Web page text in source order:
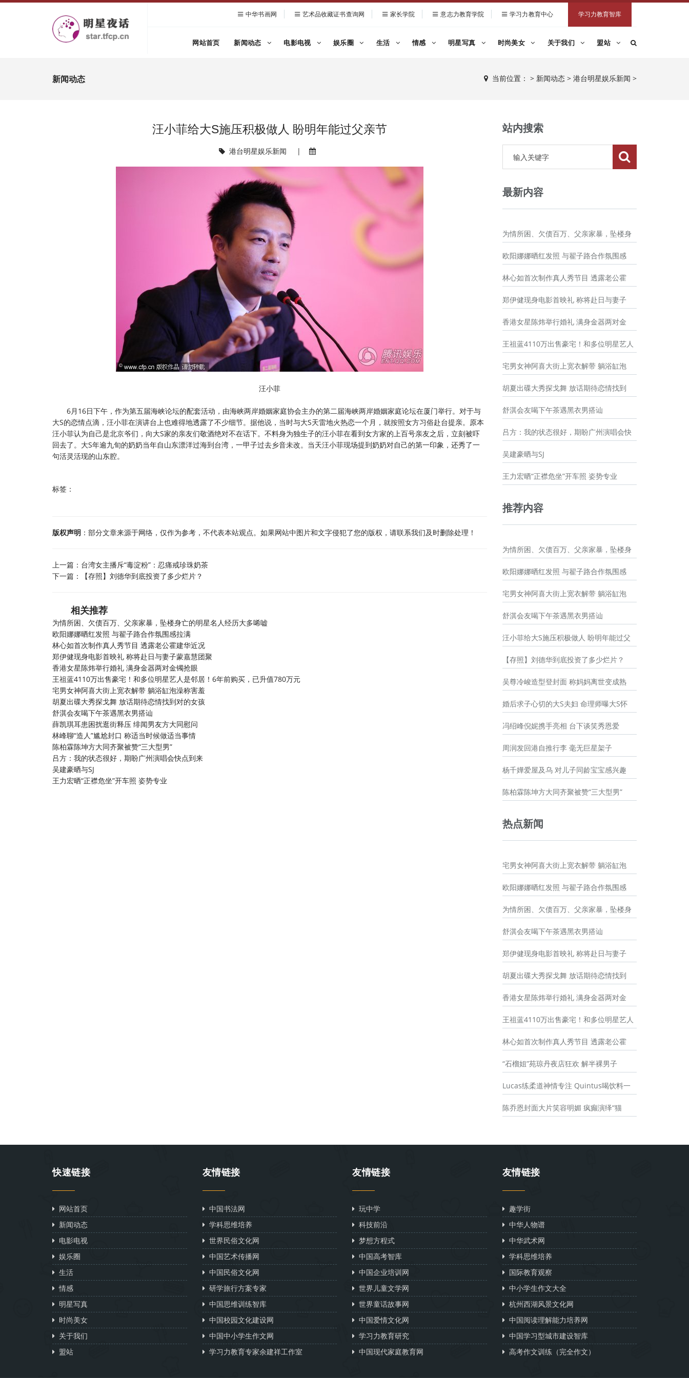
中华书画网 艺术品收藏证书查询网 家长学院 意志力教育学院 学习力教育中心 学习力教育智库
网站首页 新闻动态 电影电视 娱乐圈 生活 情感 明星写真 时尚美女 关于我们 盟站
新闻动态 当前位置： > 新闻动态 > 港台明星娱乐新闻 >
汪小菲给大S施压积极做人 盼明年能过父亲节
港台明星娱乐新闻 |
汪小菲
6月16日下午，作为第五届海峡论坛的配套活动，由海峡两岸婚姻家庭协会主办的第二届海峡两岸婚姻家庭论坛在厦门举行。对于与
大S的恋情点滴，汪小菲在演讲台上也难得地透露了不少细节。据他说，当时与大S天雷地火热恋一个月，就按照女方习俗赴台提亲。原本
汪小菲认为自己是北京爷们，向大S家的亲友们敬酒绝对不在话下。不料身为独生子的汪小菲在看到女方家的上百号亲友之后，立刻被吓
回去了。大S年逾九旬的奶奶当年自山东漂洋过海到台湾，一甲子过去乡音未改。当天汪小菲现场提到奶奶对自己的第一印象，还秀了一
句活灵活现的山东腔。
标签：
版权声明 ：部分文章来源于网络，仅作为参考，不代表本站观点。如果网站中图片和文字侵犯了您的版权，请联系我们及时删除处理！
上一篇： 台湾女主播斥“毒淀粉”：忍痛戒珍珠奶茶
下一篇：
【存照】刘德华到底投资了多少烂片？
相关推荐
为情所困、欠债百万、父亲家暴，坠楼身亡的明星名人经历大多唏嘘
欧阳娜娜晒红发照 与翟子路合作氛围感拉满
林心如首次制作真人秀节目 透露老公霍建华近况
郑伊健现身电影首映礼 称将赴日与妻子蒙嘉慧团聚
香港女星陈炜举行婚礼 满身金器两对金镯抢眼
王祖蓝4110万出售豪宅！和多位明星艺人是邻居！6年前购买，已升值780万元
宅男女神阿喜大街上宽衣解带 躺浴缸泡澡称害羞
胡夏出碟大秀探戈舞 放话期待恋情找到对的女孩
舒淇会友喝下午茶遇黑衣男搭讪
薛凯琪耳患困扰逛街释压 绯闻男友方大同慰问
林峰聊“造人”尴尬封口 称适当时候做适当事情
陈柏霖陈坤方大同齐聚被赞“三大型男”
吕方：我的状态很好，期盼广州演唱会快点到来
吴建豪晒与SJ
王力宏晒“正襟危坐”开车照 姿势专业
站内搜索
最新内容
为情所困、欠债百万、父亲家暴，坠楼身
欧阳娜娜晒红发照 与翟子路合作氛围感
林心如首次制作真人秀节目 透露老公霍
郑伊健现身电影首映礼 称将赴日与妻子
香港女星陈炜举行婚礼 满身金器两对金
王祖蓝4110万出售豪宅！和多位明星艺人
宅男女神阿喜大街上宽衣解带 躺浴缸泡
胡夏出碟大秀探戈舞 放话期待恋情找到
舒淇会友喝下午茶遇黑衣男搭讪
吕方：我的状态很好，期盼广州演唱会快
吴建豪晒与SJ
王力宏晒“正襟危坐”开车照 姿势专业
推荐内容
为情所困、欠债百万、父亲家暴，坠楼身
欧阳娜娜晒红发照 与翟子路合作氛围感
宅男女神阿喜大街上宽衣解带 躺浴缸泡
舒淇会友喝下午茶遇黑衣男搭讪
汪小菲给大S施压积极做人 盼明年能过父
【存照】刘德华到底投资了多少烂片？
吴尊冷峻造型登封面 称妈妈离世变成熟
婚后求子心切的大S夫妇 命理师曝大S怀
冯绍峰倪妮携手亮相 台下谈笑秀恩爱
周润发回港自推行李 毫无巨星架子
杨千嬅爱屋及乌 对儿子同龄宝宝感兴趣
陈柏霖陈坤方大同齐聚被赞“三大型男”
热点新闻
宅男女神阿喜大街上宽衣解带 躺浴缸泡
欧阳娜娜晒红发照 与翟子路合作氛围感
为情所困、欠债百万、父亲家暴，坠楼身
舒淇会友喝下午茶遇黑衣男搭讪
郑伊健现身电影首映礼 称将赴日与妻子
胡夏出碟大秀探戈舞 放话期待恋情找到
香港女星陈炜举行婚礼 满身金器两对金
王祖蓝4110万出售豪宅！和多位明星艺人
林心如首次制作真人秀节目 透露老公霍
“石榴姐”苑琼丹夜店狂欢 解半裸男子
Lucas练柔道神情专注 Quintus喝饮料一
陈乔恩封面大片笑容明媚 疯癫演绎“猫
快速链接
网站首页
新闻动态
电影电视
娱乐圈
生活
情感
明星写真
时尚美女
关于我们
盟站
友情链接
中国书法网
学科思维培养
世界民俗文化网
中国艺术传播网
中国民俗文化网
研学旅行方案专家
中国思维训练智库
中国校园文化建设网
中国中小学生作文网
学习力教育专家余建祥工作室
友情链接
玩中学
科技前沿
梦想方程式
中国高考智库
中国企业培训网
世界儿童文学网
世界童话故事网
中国爱情文化网
学习力教育研究
中国现代家庭教育网
友情链接
趣学街
中华人物谱
中华武术网
学科思维培养
国际教育观察
中小学生作文大全
杭州西湖风景文化网
中国阅读理解能力培养网
中国学习型城市建设智库
高考作文训练（完全作文）